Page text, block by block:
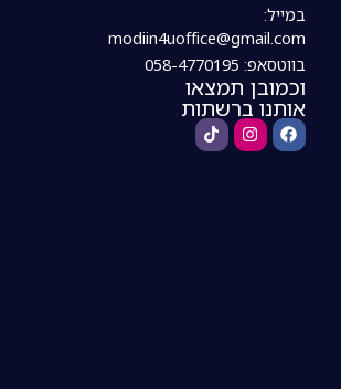
במייל:
modiin4uoffice@gmail.com
בווטסאפ: 058-4770195
וכמובן תמצאו
אותנו ברשתות